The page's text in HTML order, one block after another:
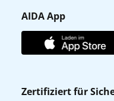
Affiliateprogramm
Verhaltens- &
Gästefragebogen
AIDA Club
AIDA App
AIDA App
Zertifiziert für